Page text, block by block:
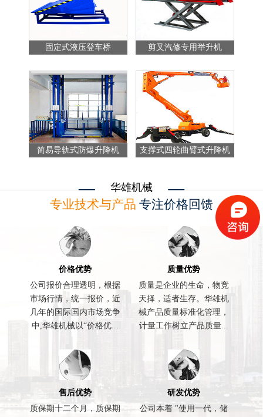
固定式液压登车桥 剪叉汽修专用举升机
简易导轨式防爆升降机 支撑式四轮曲臂式升降机
华雄机械
专业技术与产品 专注价格回馈
价格优势
公司报价合理透明，根据
市场行情，统一报价，近
几年的国际国内市场竞争
中,华雄机械以“价格优...
质量优势
质量是企业的生命，物竞
天择，适者生存。华雄机
械产品质量标准化管理，
计量工作树立产品质量...
售后优势
质保期十二个月，质保期
研发优势
公司本着 "使用一代，储